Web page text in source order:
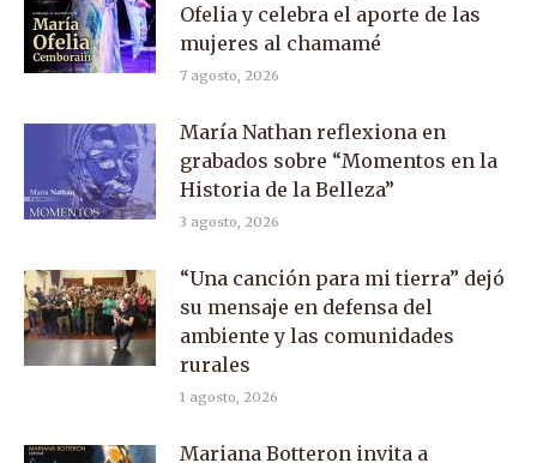
Ofelia y celebra el aporte de las
mujeres al chamamé
7 agosto, 2026
María Nathan reflexiona en
grabados sobre “Momentos en la
Historia de la Belleza”
3 agosto, 2026
“Una canción para mi tierra” dejó
su mensaje en defensa del
ambiente y las comunidades
rurales
1 agosto, 2026
Mariana Botteron invita a